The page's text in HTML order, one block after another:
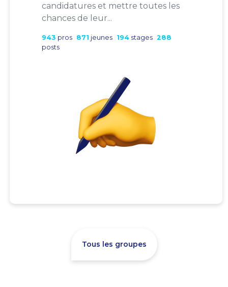
candidatures et mettre toutes les
chances de leur...
943 pros 871 jeunes 194 stages 288
posts
Tous les groupes